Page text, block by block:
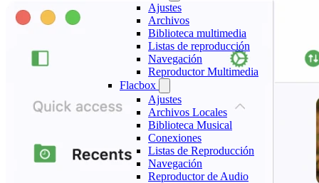
Ajustes
Archivos
Biblioteca multimedia
Listas de reproducción
Navegación
Reproductor Multimedia
Flacbox
Ajustes
Archivos Locales
Biblioteca Musical
Conexiones
Listas de Reproducción
Navegación
Reproductor de Audio